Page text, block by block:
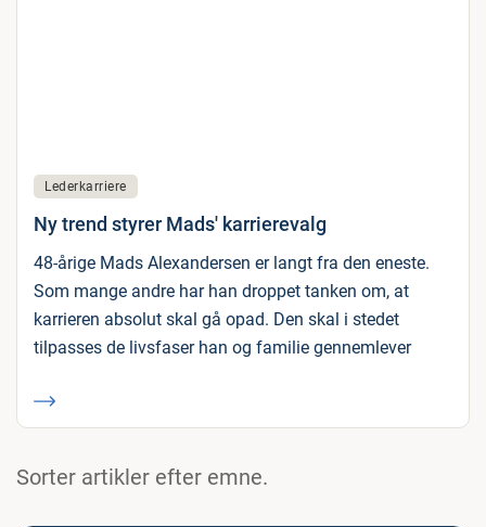
Lederkarriere
Ny trend styrer Mads' karrierevalg
48-årige Mads Alexandersen er langt fra den eneste.
Som mange andre har han droppet tanken om, at
karrieren absolut skal gå opad. Den skal i stedet
tilpasses de livsfaser han og familie gennemlever
Sorter artikler efter emne.